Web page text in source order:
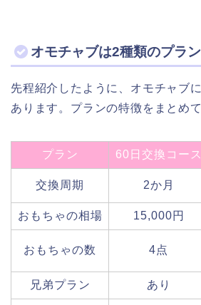
オモチャブは2種類のプラ
先程紹介したように、オモチャブ
あります。プランの特徴をまとめ
プラン 60日交換コース
交換周期 2か月
おもちゃの相場 15,000円
おもちゃの数 4点
兄弟プラン あり